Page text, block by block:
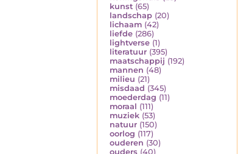
kunst (65)
landschap (20)
lichaam (42)
liefde (286)
lightverse (1)
literatuur (395)
maatschappij (192)
mannen (48)
milieu (21)
misdaad (345)
moederdag (11)
moraal (111)
muziek (53)
natuur (150)
oorlog (117)
ouderen (30)
ouders (40)